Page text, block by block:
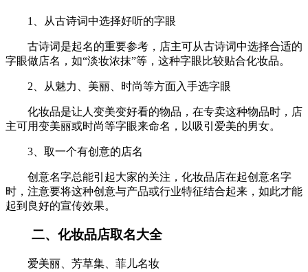
1、从古诗词中选择好听的字眼
古诗词是起名的重要参考，店主可从古诗词中选择合适的
字眼做店名，如“淡妆浓抹”等，这种字眼比较贴合化妆品。
2、从魅力、美丽、时尚等方面入手选字眼
化妆品是让人变美变好看的物品，在专卖这种物品时，店
主可用变美丽或时尚等字眼来命名，以吸引爱美的男女。
3、取一个有创意的店名
创意名字总能引起大家的关注，化妆品店在起创意名字
时，注意要将这种创意与产品或行业特征结合起来，如此才能
起到良好的宣传效果。
二、化妆品店取名大全
爱美丽、芳草集、菲儿名妆